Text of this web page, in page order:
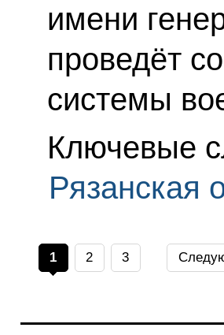
имени
проведёт
системы
Ключевые
Рязанская
1 2 3